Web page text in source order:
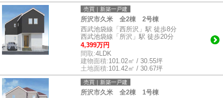
売買｜新築一戸建
所沢市久米 全2棟 2号棟
西武池袋線「西所沢」駅 徒歩8分
西武池袋線「所沢」駅 徒歩20分
4,399万円
間取:4LDK
建物面積:101.02㎡ / 30.55坪
土地面積:101.42㎡ / 30.67坪
売買｜新築一戸建
所沢市久米 全2棟 1号棟